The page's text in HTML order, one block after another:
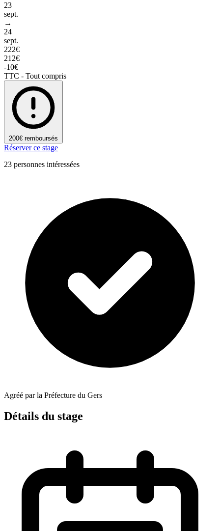
23
sept.
→
24
sept.
222€
212€
-10€
TTC - Tout compris
200€ remboursés
Réserver ce stage
23 personnes intéressées
Agréé par la Préfecture du Gers
Détails du stage